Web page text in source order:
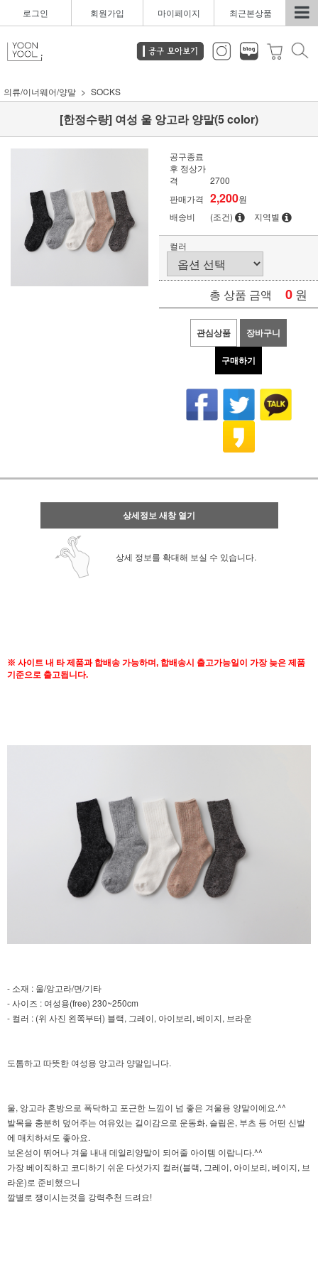
로그인 회원가입 마이페이지 최근본상품
의류/이너웨어/양말 SOCKS
[한정수량] 여성 울 앙고라 양말(5 color)
공구종료
후 정상가
격
2700
판매가격 2,200원
배송비
(조건) 지역별
컬러
총 상품 금액 0 원
관심상품 장바구니
구매하기
상세정보 새창 열기
상세 정보를 확대해 보실 수 있습니다.
※ 사이트 내 타 제품과 합배송 가능하며, 합배송시 출고가능일이 가장 늦은 제품
기준으로 출고됩니다.
- 소재 : 울/앙고라/면/기타
- 사이즈 : 여성용(free) 230~250cm
- 컬러 : (위 사진 왼쪽부터) 블랙, 그레이, 아이보리, 베이지, 브라운
도톰하고 따뜻한 여성용 앙고라 양말입니다.
울, 앙고라 혼방으로 폭닥하고 포근한 느낌이 넘 좋은 겨울용 양말이에요.^^
발목을 충분히 덮어주는 여유있는 길이감으로 운동화, 슬립온, 부츠 등 어떤 신발
에 매치하셔도 좋아요.
보온성이 뛰어나 겨울 내내 데일리양말이 되어줄 아이템 이랍니다.^^
가장 베이직하고 코디하기 쉬운 다섯가지 컬러(블랙, 그레이, 아이보리, 베이지, 브
라운)로 준비했으니
깔별로 쟁이시는것을 강력추천 드려요!